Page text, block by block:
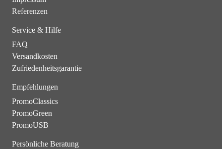
Referenzen
Service & Hilfe
FAQ
Versandkosten
Zufriedenheitsgarantie
Empfehlungen
PromoClassics
PromoGreen
PromoUSB
Persönliche Beratung